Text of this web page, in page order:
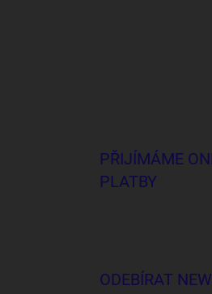
PŘIJÍMÁME
PLATBY
ODEBÍRAT